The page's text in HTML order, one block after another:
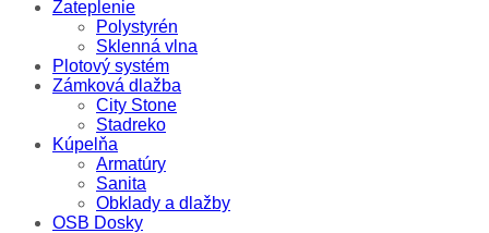
Zateplenie
Polystyrén
Sklenná vlna
Plotový systém
Zámková dlažba
City Stone
Stadreko
Kúpelňa
Armatúry
Sanita
Obklady a dlažby
OSB Dosky